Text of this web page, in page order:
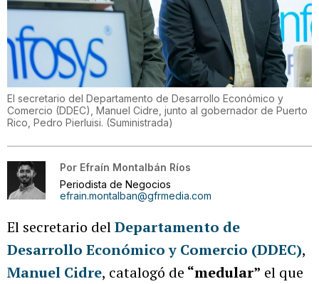
El secretario del Departamento de Desarrollo Económico y
Comercio (DDEC), Manuel Cidre, junto al gobernador de Puerto
Rico, Pedro Pierluisi. (Suministrada)
Por Efraín Montalbán Ríos
Periodista de Negocios
efrain.montalban@gfrmedia.com
El secretario delDepartamento de
Desarrollo Económico y Comercio (DDEC),
Manuel Cidre, catalogó de “medular” el que